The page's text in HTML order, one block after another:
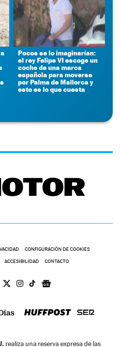
Pocos se lo imaginarían:
el rey Felipe VI escoge un
coche de una marca
española para moverse
por Palma de Mallorca y
esto es lo que cuesta
CONFIGURACIÓN DE COOKIES
ACCESIBILIDAD CONTACTO
realiza una reserva expresa de las